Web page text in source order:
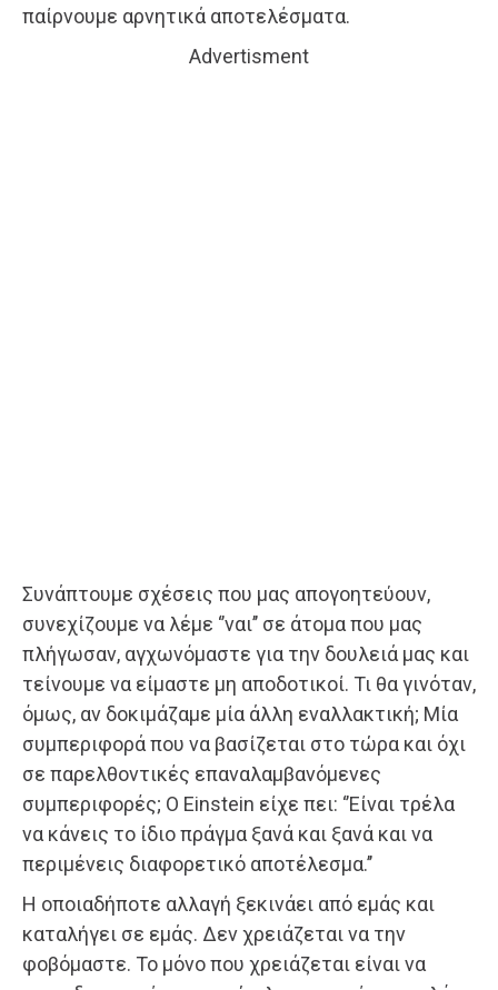
παίρνουμε αρνητικά αποτελέσματα.
Advertisment
Συνάπτουμε σχέσεις που μας απογοητεύουν,
συνεχίζουμε να λέμε ‘’ναι’’ σε άτομα που μας
πλήγωσαν, αγχωνόμαστε για την δουλειά μας και
τείνουμε να είμαστε μη αποδοτικοί. Τι θα γινόταν,
όμως, αν δοκιμάζαμε μία άλλη εναλλακτική; Μία
συμπεριφορά που να βασίζεται στο τώρα και όχι
σε παρελθοντικές επαναλαμβανόμενες
συμπεριφορές; Ο Einstein είχε πει: ‘’Είναι τρέλα
να κάνεις το ίδιο πράγμα ξανά και ξανά και να
περιμένεις διαφορετικό αποτέλεσμα.’’
Η οποιαδήποτε αλλαγή ξεκινάει από εμάς και
καταλήγει σε εμάς. Δεν χρειάζεται να την
φοβόμαστε. Το μόνο που χρειάζεται είναι να